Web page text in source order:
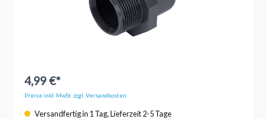
4,99 €*
Preise inkl. MwSt. zzgl. Versandkosten
Versandfertig in 1 Tag, Lieferzeit 2-5 Tage